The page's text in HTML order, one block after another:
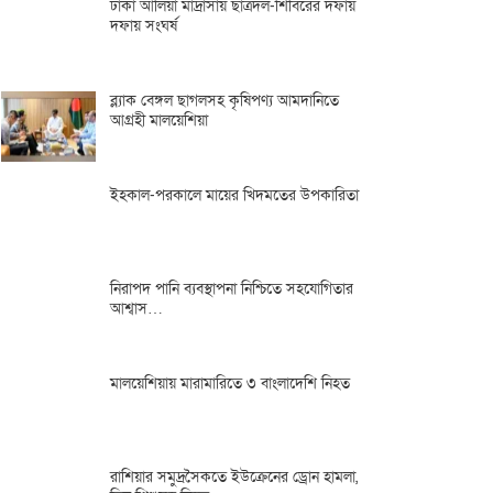
ঢাকা আলিয়া মাদ্রাসায় ছাত্রদল-শিবিরের দফায়
দফায় সংঘর্ষ
ব্ল্যাক বেঙ্গল ছাগলসহ কৃষিপণ্য আমদানিতে
আগ্রহী মালয়েশিয়া
ইহকাল-পরকালে মায়ের খিদমতের উপকারিতা
নিরাপদ পানি ব্যবস্থাপনা নিশ্চিতে সহযোগিতার
আশ্বাস…
মালয়েশিয়ায় মারামারিতে ৩ বাংলাদেশি নিহত
রাশিয়ার সমুদ্রসৈকতে ইউক্রেনের ড্রোন হামলা,